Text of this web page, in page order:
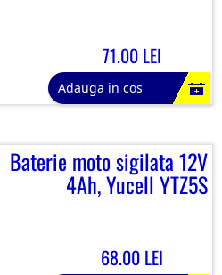
71.00 LEI
Adauga in cos
Baterie moto sigilata 12V
4Ah, Yucell YTZ5S
68.00 LEI